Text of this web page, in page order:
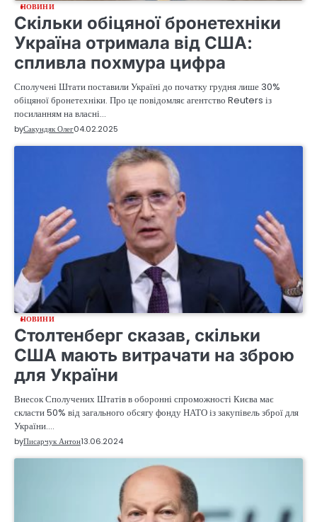
НОВИНИ
Скільки обіцяної бронетехніки
Україна отримала від США:
спливла похмура цифра
Сполучені Штати поставили Україні до початку грудня лише 30%
обіцяної бронетехніки. Про це повідомляє агентство Reuters із
посиланням на власні…
byСакундяк Олег04.02.2025
НОВИНИ
Столтенберг сказав, скільки
США мають витрачати на зброю
для України
Внесок Сполучених Штатів в оборонні спроможності Києва має
скласти 50% від загального обсягу фонду НАТО із закупівель зброї для
України.…
byПисарчук Антон13.06.2024